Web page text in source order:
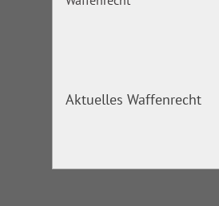
Aktuelles Waffenrecht